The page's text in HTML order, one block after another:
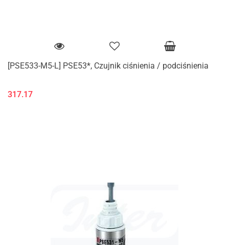
[PSE533-M5-L] PSE53*, Czujnik ciśnienia / podciśnienia
317.17